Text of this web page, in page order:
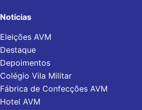
Notícias
Eleições AVM
Destaque
Depoimentos
Colégio Vila Militar
Fábrica de Confecções AVM
Hotel AVM